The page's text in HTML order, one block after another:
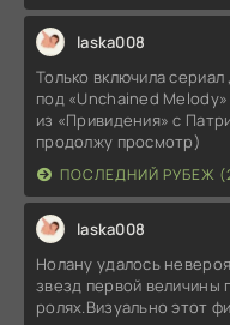
laska008
Только включила
под «Unchained
из «Привидения» с
продолжу просмотр)
ПОСЛЕДНИЙ РУБЕЖ
laska008
Нолану удалось
звезд первой величины
ролях.Визуально этот